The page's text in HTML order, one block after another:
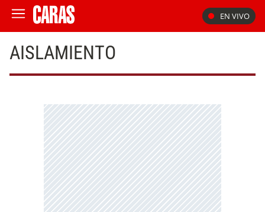
EN VIVO
AISLAMIENTO